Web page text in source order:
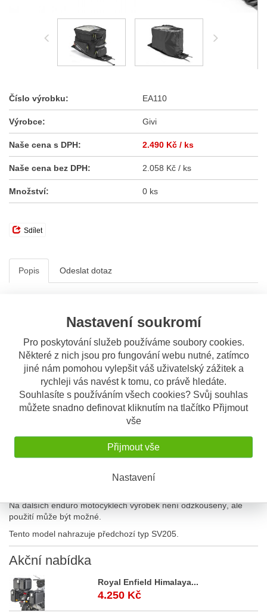
Nastavení soukromí
Pro poskytování služeb používáme soubory cookies.
Některé z nich jsou pro fungování webu nutné, zatímco
jiné nám pomohou vylepšit váš uživatelský zážitek a
rychleji vás navést k tomu, co právě hledáte.
Souhlasíte s používáním všech cookies? Svůj souhlas
můžete snadno definovat kliknutím na tlačítko Přijmout
vše
Přijmout vše
Nastavení
Číslo výrobku: EA110
Výrobce: Givi
Naše cena s DPH: 2.490 Kč / ks
Naše cena bez DPH: 2.058 Kč / ks
Množství: 0 ks
Sdílet
Popis Odeslat dotaz
GIVI tankruksak EA 110B, řada
výrobků EASY
Konec výroby, nedostupné
Rychloupínací
Rozšiřovací - max. objem 25 litrů
Rozměry (300 x 200 až 310 x 250 mm)
Slída na mapu
Popruhy přes rameno a pláštěnka (lze použít jako ruksak)
Základna je konstruována na enduro motocykly.
Odzkoušené motocykly: BMW R 1200 GS, Honda Transalp,
Suzuki DL 650 / 1000 V-Strom, Yamaha XT 1200 Z Super Tenere,
Na dalších enduro motocyklech výrobek není odzkoušený, ale
použití může být možné.
Tento model nahrazuje předchozí typ SV205.
Akční nabídka
Royal Enfield Himalaya...
4.250 Kč